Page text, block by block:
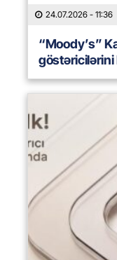
24.07.2026 - 11:36
“Moody’s”